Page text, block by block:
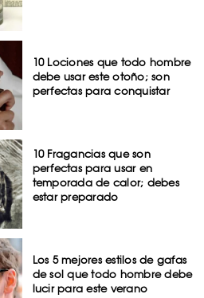
10 Lociones que todo hombre
debe usar este otoño; son
perfectas para conquistar
10 Fragancias que son
perfectas para usar en
temporada de calor; debes
estar preparado
Los 5 mejores estilos de gafas
de sol que todo hombre debe
lucir para este verano